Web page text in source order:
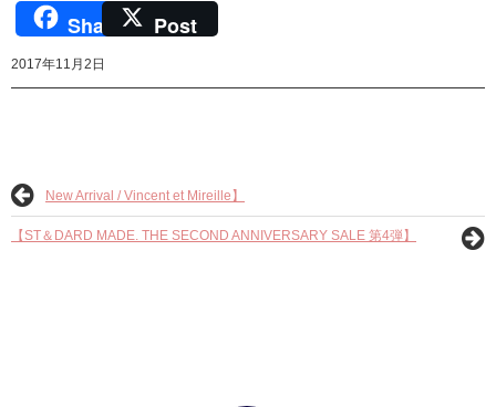
Share Post
2017年11月2日
New Arrival / Vincent et Mireille】
【ST＆DARD MADE. THE SECOND ANNIVERSARY SALE 第4弾】